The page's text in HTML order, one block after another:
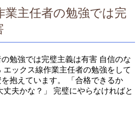
業主任者の勉強では完
勉強では完璧主義は有害 自信のな
エックス線作業主任者の勉強をして
抱えています。 「合格できるか
丈夫かな？」 完璧にやらなければと